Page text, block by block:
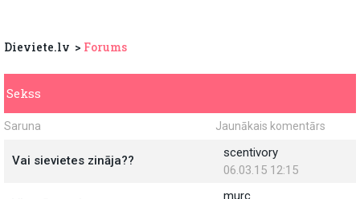
Dieviete.lv Forums
Sekss
Saruna Jaunākais komentārs
Vai sievietes zināja??
scentivory
06.03.15 12:15
murc